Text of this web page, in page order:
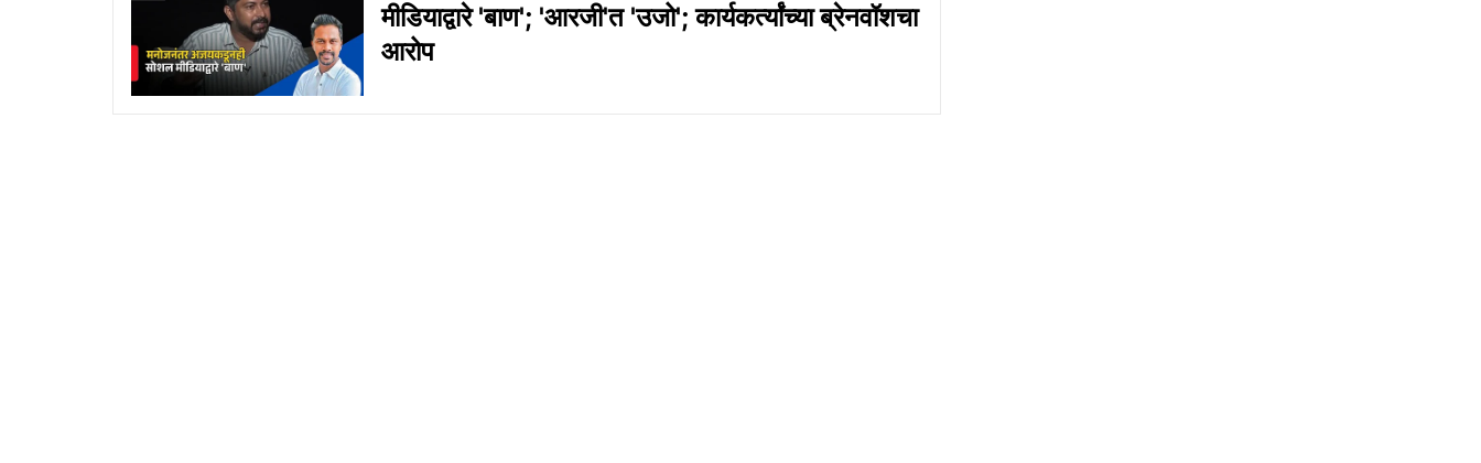
मीडियाद्वारे 'बाण'; 'आरजी'त 'उजो'; कार्यकर्त्यांच्‍या ब्रेनवॉशचा
आरोप